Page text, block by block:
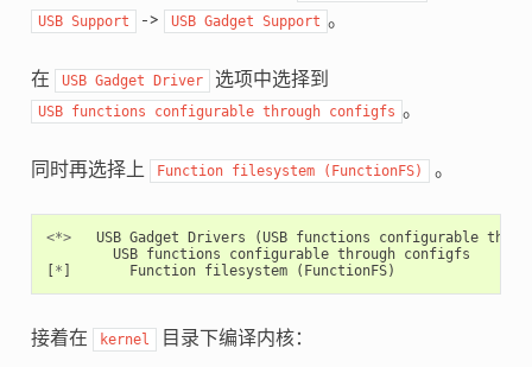
USB Support -> USB Gadget Support 。
在 USB Gadget Driver 选项中选择到
USB functions configurable through configfs 。
同时再选择上 Function filesystem (FunctionFS) 。
<*> USB Gadget Drivers (USB functions configurable
USB functions configurable through configfs
[* ] Function filesystem ( FunctionFS)
接着在 kernel 目录下编译内核：